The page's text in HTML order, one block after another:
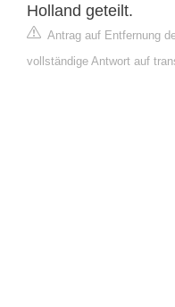
Holland geteilt.
Antrag auf Entfernung
vollständige Antwort auf